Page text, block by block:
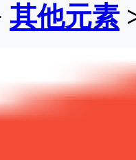
其他元素